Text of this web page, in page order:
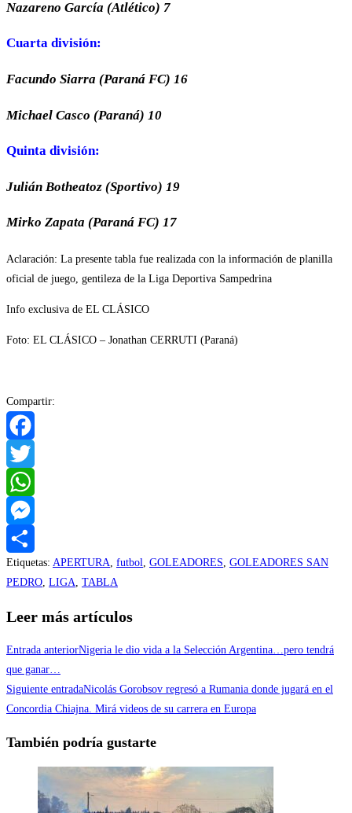
Nazareno García (Atlético) 7
Cuarta división:
Facundo Siarra (Paraná FC) 16
Michael Casco (Paraná) 10
Quinta división:
Julián Botheatoz (Sportivo) 19
Mirko Zapata (Paraná FC) 17
Aclaración: La presente tabla fue realizada con la información de planilla
oficial de juego, gentileza de la Liga Deportiva Sampedrina
Info exclusiva de EL CLÁSICO
Foto: EL CLÁSICO – Jonathan CERRUTI (Paraná)
Compartir:
Facebook
Twitter
WhatsApp
Messenger
Compartir
Etiquetas: APERTURA futbol GOLEADORES GOLEADORES SAN
PEDRO LIGA TABLA
Leer más artículos
Entrada anteriorNigeria le dio vida a la Selección Argentina…pero tendrá
que ganar…
Siguiente entradaNicolás Gorobsov regresó a Rumania donde jugará en el
Concordia Chiajna. Mirá videos de su carrera en Europa
También podría gustarte